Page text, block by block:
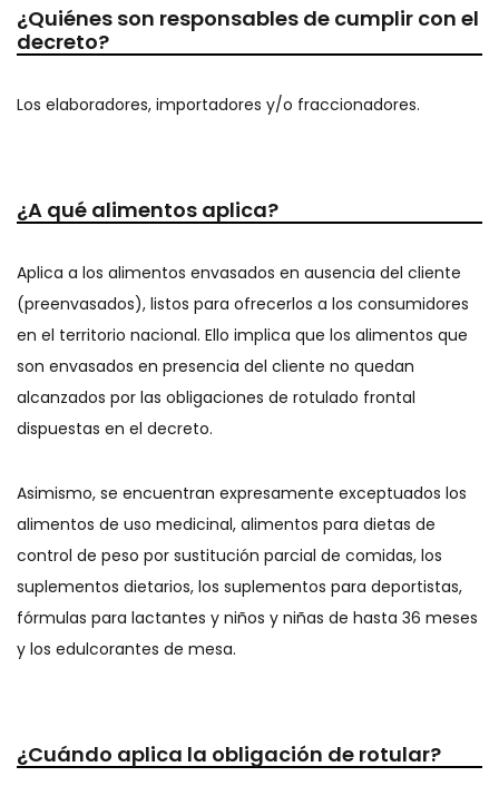
¿Quiénes son responsables de cumplir con el
decreto?
Los elaboradores, importadores y/o fraccionadores.
¿A qué alimentos aplica?
Aplica a los alimentos envasados en ausencia del cliente
(preenvasados), listos para ofrecerlos a los consumidores
en el territorio nacional. Ello implica que los alimentos que
son envasados en presencia del cliente no quedan
alcanzados por las obligaciones de rotulado frontal
dispuestas en el decreto.
Asimismo, se encuentran expresamente exceptuados los
alimentos de uso medicinal, alimentos para dietas de
control de peso por sustitución parcial de comidas, los
suplementos dietarios, los suplementos para deportistas,
fórmulas para lactantes y niños y niñas de hasta 36 meses
y los edulcorantes de mesa.
¿Cuándo aplica la obligación de rotular?